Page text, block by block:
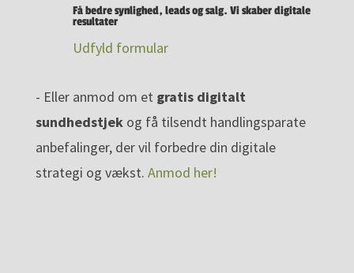
Få bedre synlighed, leads og salg. Vi skaber digitale
resultater
Udfyld formular
- Eller anmod om et gratis digitalt
sundhedstjekog få tilsendt handlingsparate
anbefalinger, der vil forbedre din digitale
strategi og vækst. Anmod her!